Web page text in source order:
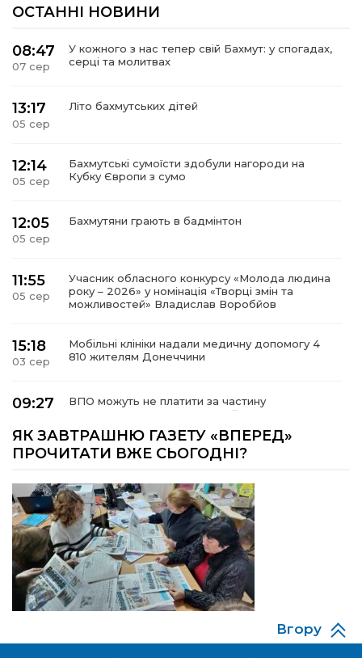
ОСТАННІ НОВИНИ
08:47
07 сер
У кожного з нас тепер свій Бахмут: у спогадах,
серці та молитвах
13:17
05 сер
Літо бахмутських дітей
12:14
05 сер
Бахмутські сумоїсти здобули нагороди на
Кубку Європи з сумо
12:05
05 сер
Бахмутяни грають в бадмінтон
11:55
05 сер
Учасник обласного конкурсу «Молода людина
року – 2026» у номінація «Творці змін та
можливостей» Владислав Воробйов
15:18
03 сер
Мобільні клініки надали медичну допомогу 4
810 жителям Донеччини
09:27
ВПО можуть не платити за частину
комунальних послуг: про що йдеться
14:12
Досі ВПО? Юристка розповіла, коли
внутрішньо переміщеної особи
14:04
01 сер
Учасниця обласного конкурсу «Молода
людина року – 2026» у номінації «Пульс життя»
Аліна Кулик
15:58
31 лип
Літо в Жовтих Водах
15:30
Бахмутяни відвідали Музей науки
ЯК ЗАВТРАШНЮ ГАЗЕТУ «ВПЕРЕД»
ПРОЧИТАТИ ВЖЕ СЬОГОДНІ?
Вгору